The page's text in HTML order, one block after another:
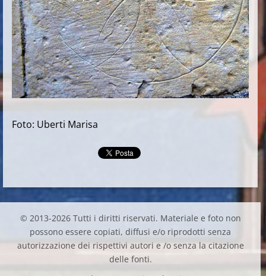
Foto: Uberti Marisa
© 2013-2026 Tutti i diritti riservati. Materiale e foto non
possono essere copiati, diffusi e/o riprodotti senza
autorizzazione dei rispettivi autori e /o senza la citazione
delle fonti.